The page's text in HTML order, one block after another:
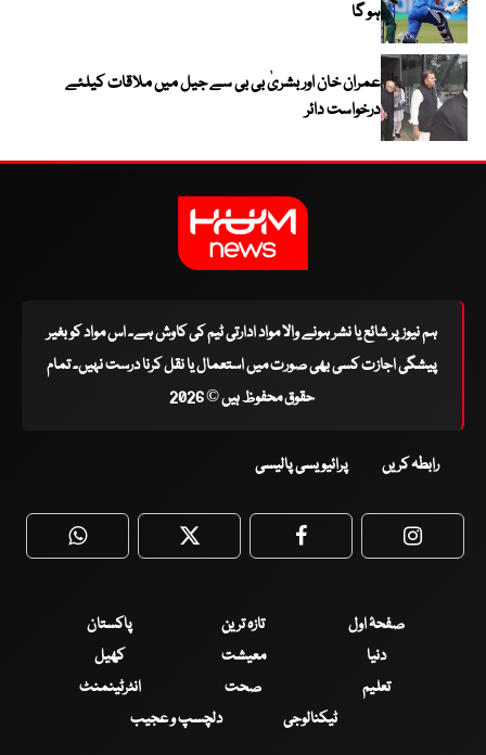
ہو گا
عمران خان اور بشریٰ بی بی سے جیل میں ملاقات کیلئے
درخواست دائر
ہم نیوز پر شائع یا نشر ہونے والا مواد ادارتی ٹیم کی کاوش ہے۔ اس مواد کو بغیر
پیشگی اجازت کسی بھی صورت میں استعمال یا نقل کرنا درست نہیں۔ تمام
حقوق محفوظ ہیں © 2026
رابطہ کریں پرائیویسی پالیسی
WhatsApp Twitter Facebook
صفحۂ اول تازہ ترین
پاکستان
دنیا
معیشت
کھیل
تعلیم
صحت
انٹرٹینمنٹ
ٹیکنالوجی
دلچسپ و عجیب